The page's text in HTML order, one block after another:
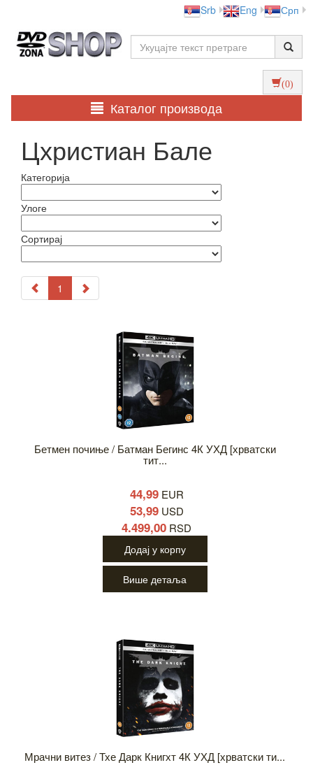
Srb Eng Срп
(0)
Каталог производа
Цхристиан Бале
Категорија
Улоге
Сортирај
1
Бетмен почиње / Батман Бегинс 4К УХД [хрватски
тит...
44,99EUR
53,99USD
4.499,00 RSD
Додај у корпу
Више детаља
Мрачни витез / Тхе Дарк Книгхт 4К УХД [хрватски ти...